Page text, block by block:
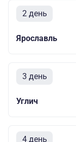
2 день
Ярославль
3 день
Углич
4 день